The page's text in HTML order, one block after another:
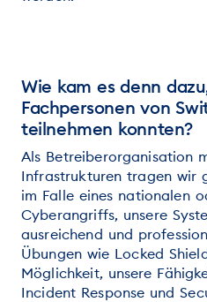
Wie kam es denn
Fachpersonen von
teilnehmen konnten?
Als Betreiberorganisation
Infrastrukturen tragen wir
im Falle eines nationalen
Cyberangriffs, unsere
ausreichend und
Übungen wie Locked
Möglichkeit, unsere
Incident Response und